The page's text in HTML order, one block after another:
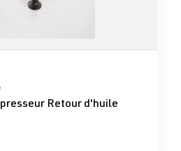
5 étoiles
Retour d'huile